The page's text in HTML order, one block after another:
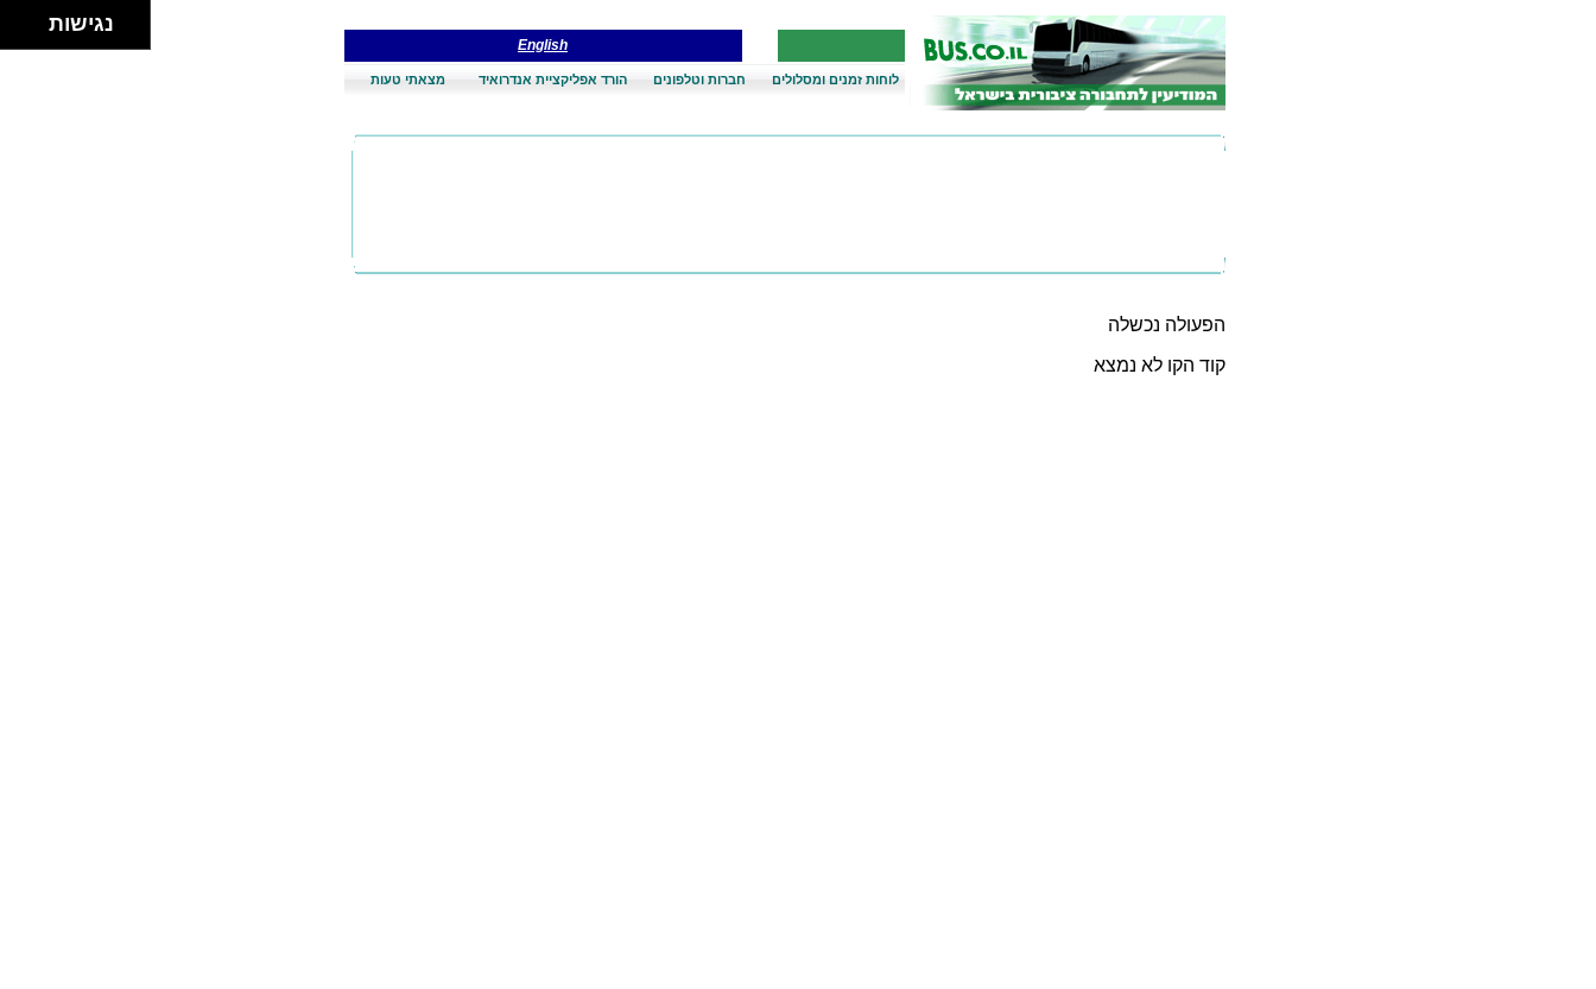
English
לוחות זמנים ומסלולים חברות וטלפונים הורד אפליקציית אנדרואיד מצאתי טעות
הפעולה נכשלה
קוד הקו לא נמצא
נגישות